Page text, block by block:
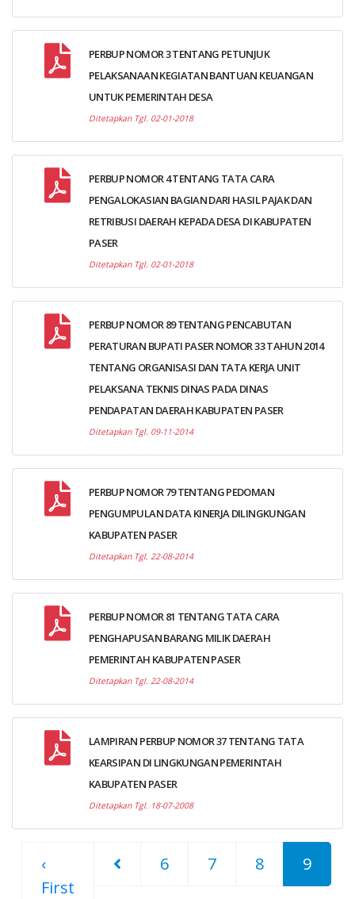
PERBUP NOMOR 3 TENTANG PETUNJUK
PELAKSANAAN KEGIATAN BANTUAN KEUANGAN
UNTUK PEMERINTAH DESA
Ditetapkan Tgl. 02-01-2018
PERBUP NOMOR 4 TENTANG TATA CARA
PENGALOKASIAN BAGIAN DARI HASIL PAJAK DAN
RETRIBUSI DAERAH KEPADA DESA DI KABUPATEN
PASER
Ditetapkan Tgl. 02-01-2018
PERBUP NOMOR 89 TENTANG PENCABUTAN
PERATURAN BUPATI PASER NOMOR 33 TAHUN 2014
TENTANG ORGANISASI DAN TATA KERJA UNIT
PELAKSANA TEKNIS DINAS PADA DINAS
PENDAPATAN DAERAH KABUPATEN PASER
Ditetapkan Tgl. 09-11-2014
PERBUP NOMOR 79 TENTANG PEDOMAN
PENGUMPULAN DATA KINERJA DILINGKUNGAN
KABUPATEN PASER
Ditetapkan Tgl. 22-08-2014
PERBUP NOMOR 81 TENTANG TATA CARA
PENGHAPUSAN BARANG MILIK DAERAH
PEMERINTAH KABUPATEN PASER
Ditetapkan Tgl. 22-08-2014
LAMPIRAN PERBUP NOMOR 37 TENTANG TATA
KEARSIPAN DI LINGKUNGAN PEMERINTAH
KABUPATEN PASER
Ditetapkan Tgl. 18-07-2008
‹
First
6 7 8 9